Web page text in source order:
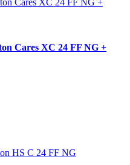
Cares XC 24 FF NG +